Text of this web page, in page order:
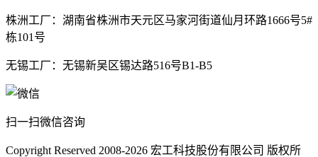
株洲工厂：湖南省株洲市天元区马家河街道仙月环路1666号5#
栋101号
无锡工厂：无锡新吴区锡达路516号B1-B5
扫一扫微信咨询
Copyright Reserved 2008-2026 宏工科技股份有限公司 版权所